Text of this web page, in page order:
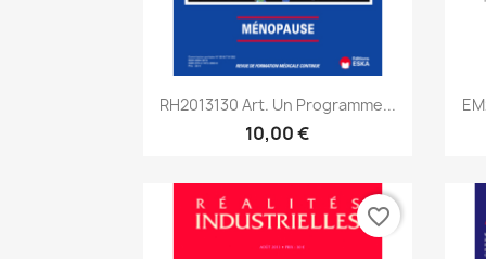
Aperçu rapide
RH2013130 Art. Un Programme...
10,00 €
favorite_border